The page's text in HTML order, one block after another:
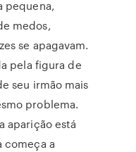
pequena,
medos,
se apagavam.
pela figura de
seu irmão mais
problema.
aparição está
começa a